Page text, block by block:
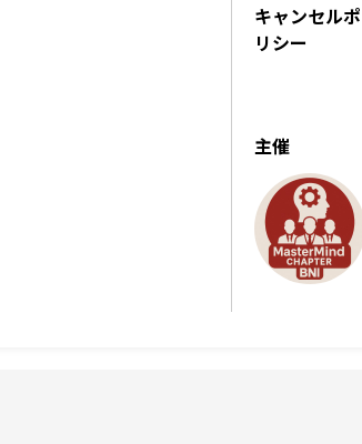
キャンセルポ
リシー
主催